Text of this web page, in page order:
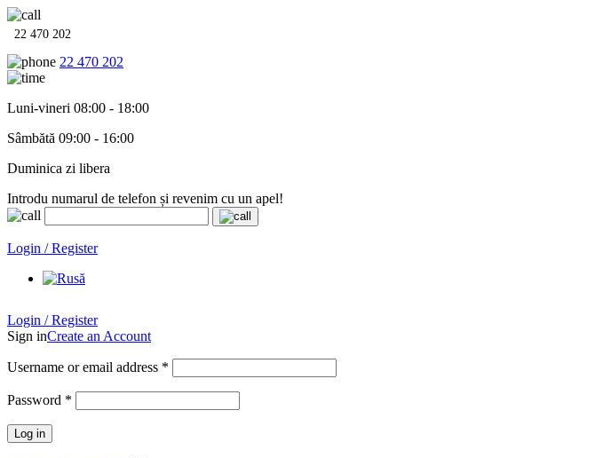
22 470 202
22 470 202
Luni-vineri 08:00 - 18:00
Sâmbătă 09:00 - 16:00
Duminica zi libera
Introdu numarul de telefon și revenim cu un apel!
Login / Register
Login / Register
Sign inCreate an Account
Username or email address *
Password *
Log in